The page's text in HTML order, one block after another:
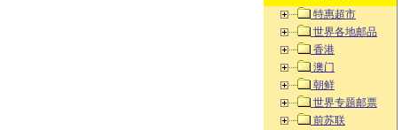
特惠超市
世界各地邮品
香港
澳门
朝鲜
世界专题邮票
前苏联